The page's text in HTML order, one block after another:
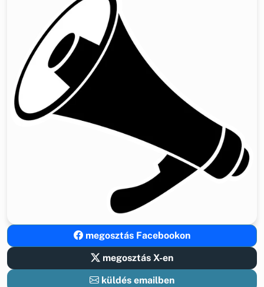
megosztás Facebookon
megosztás X-en
küldés emailben